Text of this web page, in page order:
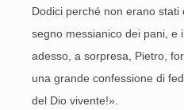
Dodici perché non erano stati
segno messianico dei pani, e
adesso, a sorpresa, Pietro,
una grande confessione di
del Dio vivente!».